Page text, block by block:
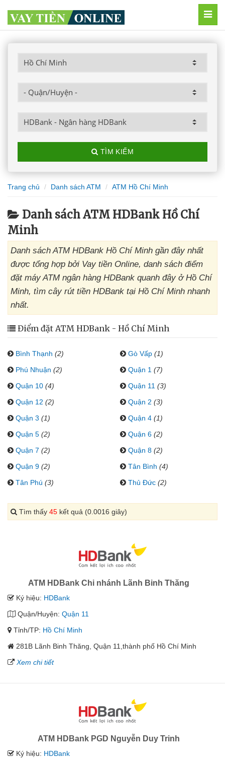
TÌM KIẾM
Trang chủ Danh sách ATM ATM Hồ Chí Minh
Danh sách ATM HDBank Hồ Chí
Minh
Danh sách ATM HDBank Hồ Chí Minh gần đây nhất
được tổng hợp bởi Vay tiền Online, danh sách điểm
đặt máy ATM ngân hàng HDBank quanh đây ở Hồ Chí
Minh, tìm cây rút tiền HDBank tại Hồ Chí Minh nhanh
nhất.
Điểm đặt ATM HDBank - Hồ Chí Minh
Bình Thạnh (2) Gò Vấp (1)
Phú Nhuận (2) Quận 1 (7)
Quận 10 (4) Quận 11 (3)
Quận 12 (2) Quận 2 (3)
Quận 3 (1) Quận 4 (1)
Quận 5 (2) Quận 6 (2)
Quận 7 (2) Quận 8 (2)
Quận 9 (2) Tân Bình (4)
Tân Phú (3) Thủ Đức (2)
Tìm thấy 45 kết quả (0.0016 giây)
ATM HDBank Chi nhánh Lãnh Binh Thăng
Ký hiệu: HDBank
Quận/Huyện: Quận 11
Tỉnh/TP: Hồ Chí Minh
281B Lãnh Binh Thăng, Quận 11,thành phố Hồ Chí Minh
Xem chi tiết
ATM HDBank PGD Nguyễn Duy Trinh
Ký hiệu: HDBank